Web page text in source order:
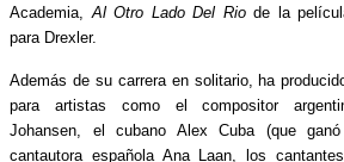
Academia, Al Otro Lado Del Riode la
para Drexler.
Además de su carrera en solitario, ha
para artistas como el compositor
Johansen, el cubano Alex Cuba (que
cantautora española Ana Laan, los